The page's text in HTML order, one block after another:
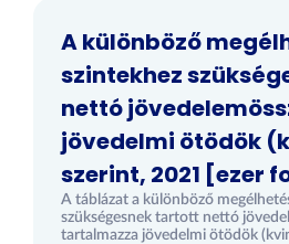
A különböző
szintekhez
nettó
jövedelmi ötödök
szerint, 2021 [ezer
A táblázat a különböző
szükségesnek tartott nettó
tartalmazza jövedelmi ötödök